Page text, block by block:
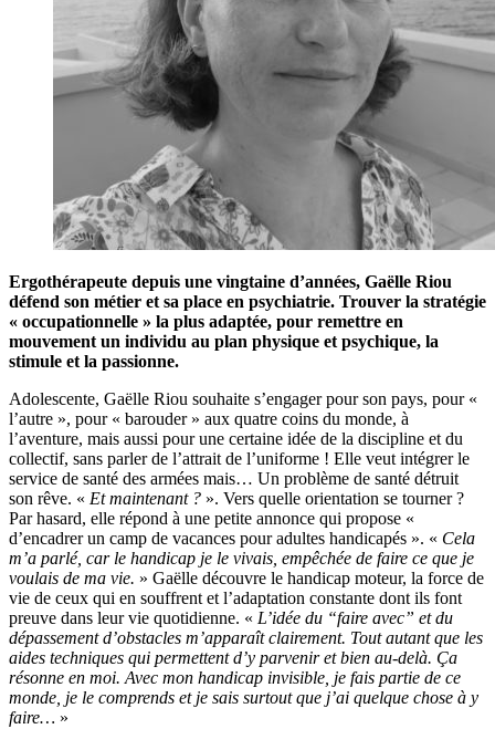
Ergothérapeute depuis une vingtaine d’années, Gaëlle Riou
défend son métier et sa place en psychiatrie. Trouver la stratégie
« occupationnelle » la plus adaptée, pour remettre en
mouvement un individu au plan physique et psychique, la
stimule et la passionne.
Adolescente, Gaëlle Riou souhaite s’engager pour son pays, pour «
l’autre », pour « barouder » aux quatre coins du monde, à
l’aventure, mais aussi pour une certaine idée de la discipline et du
collectif, sans parler de l’attrait de l’uniforme ! Elle veut intégrer le
service de santé des armées mais… Un problème de santé détruit
son rêve. « Et maintenant ? ». Vers quelle orientation se tourner ?
Par hasard, elle répond à une petite annonce qui propose «
d’encadrer un camp de vacances pour adultes handicapés ». « Cela
m’a parlé, car le handicap je le vivais, empêchée de faire ce que je
voulais de ma vie. » Gaëlle découvre le handicap moteur, la force de
vie de ceux qui en souffrent et l’adaptation constante dont ils font
preuve dans leur vie quotidienne. « L’idée du “faire avec” et du
dépassement d’obstacles m’apparaît clairement. Tout autant que les
aides techniques qui permettent d’y parvenir et bien au-delà. Ça
résonne en moi. Avec mon handicap invisible, je fais partie de ce
monde, je le comprends et je sais surtout que j’ai quelque chose à y
faire… »